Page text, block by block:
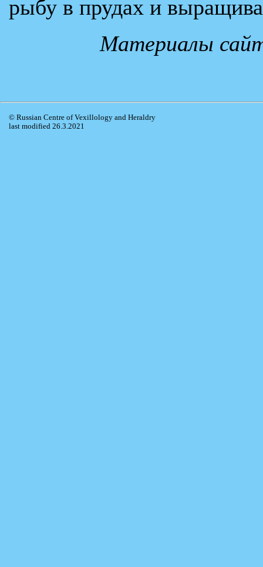
рыбу в прудах и
Материалы
© Russian Centre of Vexillology and Heraldry
last modified 26.3.2021